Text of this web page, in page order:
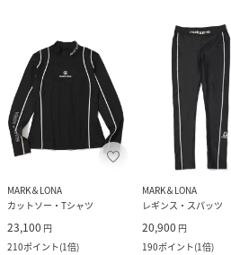
MARK＆LONA
カットソー・Tシャツ
23,100 円
210ポイント(1倍)
MARK＆LONA
レギンス・スパッツ
20,900 円
190ポイント(1倍)